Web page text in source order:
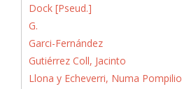
Dock [Pseud.]
G.
Garci-Fernández
Gutiérrez Coll, Jacinto
Llona y Echeverri, Numa Pompilio